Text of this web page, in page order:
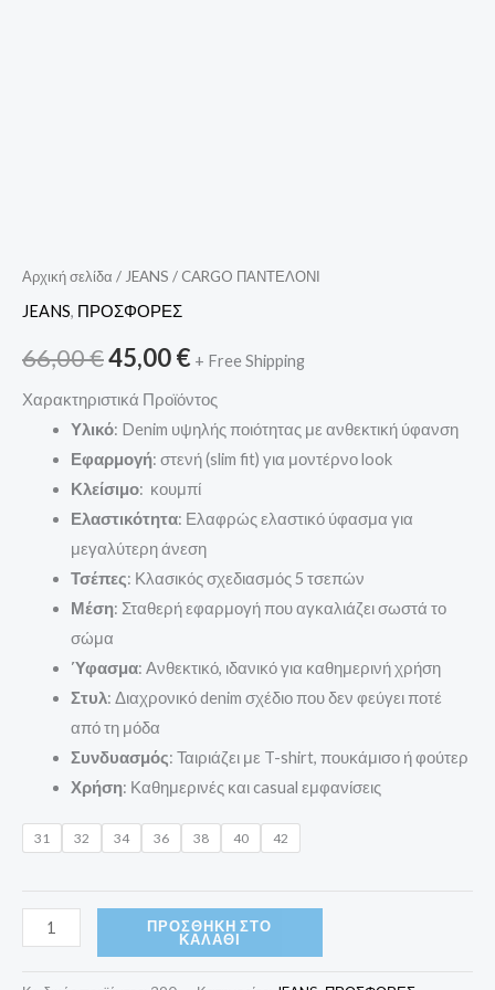
Αρχική σελίδα / JEANS / CARGO ΠΑΝΤΕΛΟΝΙ
JEANS, ΠΡΟΣΦΟΡΕΣ
66,00€45,00€ + Free Shipping
Χαρακτηριστικά Προϊόντος
Υλικό: Denim υψηλής ποιότητας με ανθεκτική ύφανση
Εφαρμογή: στενή (slim fit) για μοντέρνο look
Κλείσιμο: κουμπί
Ελαστικότητα: Ελαφρώς ελαστικό ύφασμα για
μεγαλύτερη άνεση
Τσέπες: Κλασικός σχεδιασμός 5 τσεπών
Μέση: Σταθερή εφαρμογή που αγκαλιάζει σωστά το
σώμα
Ύφασμα: Ανθεκτικό, ιδανικό για καθημερινή χρήση
Στυλ: Διαχρονικό denim σχέδιο που δεν φεύγει ποτέ
από τη μόδα
Συνδυασμός: Ταιριάζει με T-shirt, πουκάμισο ή φούτερ
Χρήση: Καθημερινές και casual εμφανίσεις
31 32 34 36 38 40 42
ΠΡΟΣΘΉΚΗ ΣΤΟ
ΚΑΛΆΘΙ